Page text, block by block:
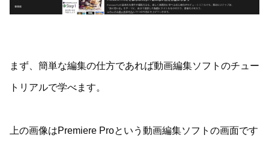
まず、簡単な編集の仕方であれば動画編集ソフトのチュー
トリアルで学べます。
上の画像はPremiere Proという動画編集ソフトの画面です